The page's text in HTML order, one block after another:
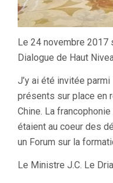
Le 24 novembre 2017
Dialogue de Haut
J’y ai été invitée
présents sur place en
Chine. La
étaient au coeur des
un Forum sur la
Le Ministre J.C. Le